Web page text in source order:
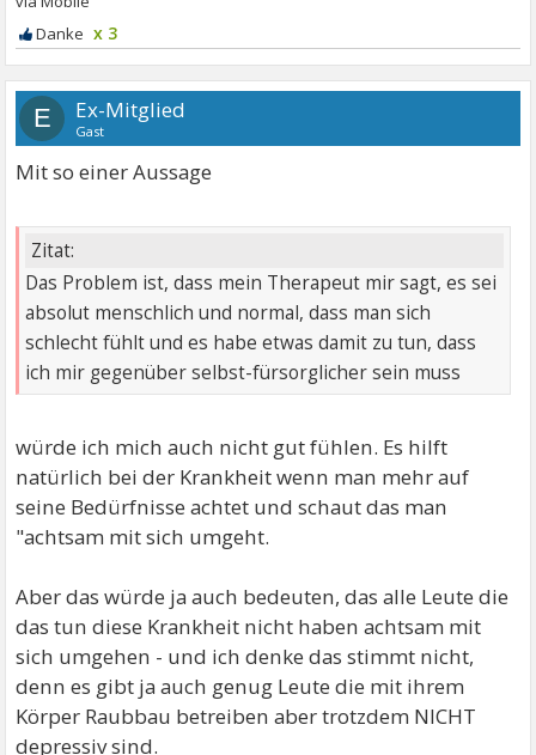
x 3
E Ex-Mitglied
Gast
Mit so einer Aussage
Zitat:
Das Problem ist, dass mein Therapeut mir sagt, es sei
absolut menschlich und normal, dass man sich
schlecht fühlt und es habe etwas damit zu tun, dass
ich mir gegenüber selbst-fürsorglicher sein muss
würde ich mich auch nicht gut fühlen. Es hilft
natürlich bei der Krankheit wenn man mehr auf
seine Bedürfnisse achtet und schaut das man
"achtsam mit sich umgeht.
Aber das würde ja auch bedeuten, das alle Leute die
das tun diese Krankheit nicht haben achtsam mit
sich umgehen - und ich denke das stimmt nicht,
denn es gibt ja auch genug Leute die mit ihrem
Körper Raubbau betreiben aber trotzdem NICHT
depressiv sind.